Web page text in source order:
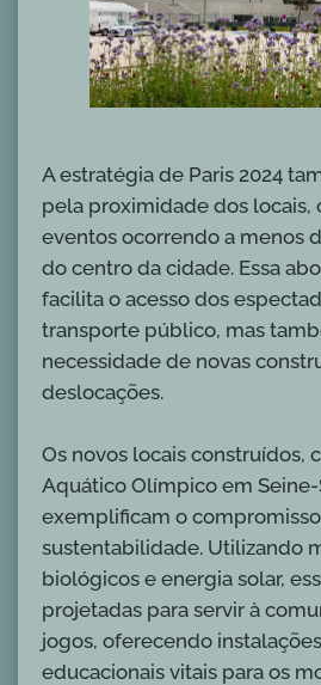
A estratégia de Paris 2024
pela proximidade dos locais,
eventos ocorrendo a menos
do centro da cidade. Essa
facilita o acesso dos
transporte público, mas
necessidade de novas
deslocações.
Os novos locais construídos,
Aquático Olímpico em Seine-
exemplificam o
sustentabilidade. Utilizando
biológicos e energia solar,
projetadas para servir à
jogos, oferecendo
educacionais vitais para os